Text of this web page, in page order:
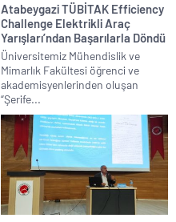
Atabeygazi TÜBİTAK Efficiency
Challenge Elektrikli Araç
Yarışları’ndan Başarılarla Döndü
Üniversitemiz Mühendislik ve
Mimarlık Fakültesi öğrenci ve
akademisyenlerinden oluşan
“Şerife...